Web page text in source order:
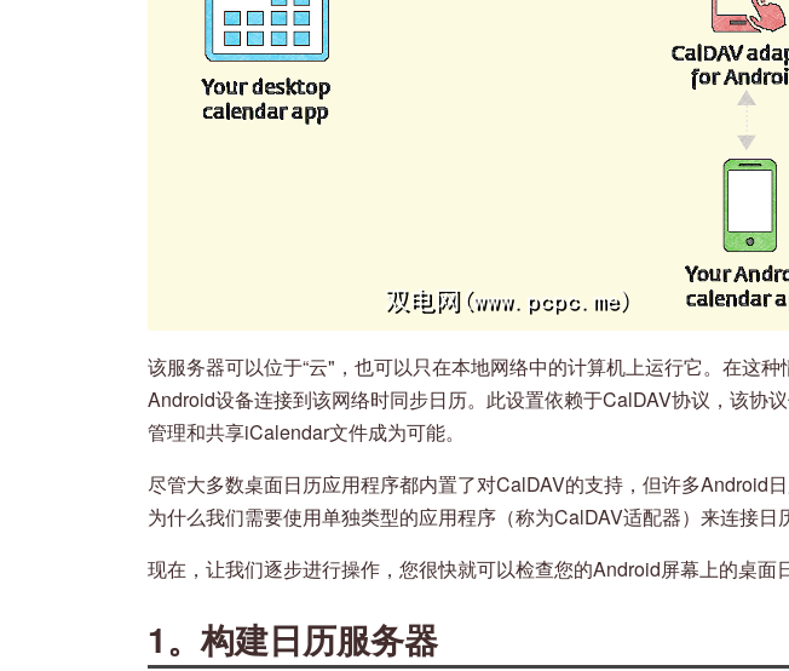
该服务器可以位于“云"，也可以只在本地网络中的计算机上运行它。在这种
Android设备连接到该网络时同步日历。此设置依赖于CalDAV协议，该协
管理和共享iCalendar文件成为可能。
尽管大多数桌面日历应用程序都内置了对CalDAV的支持，但许多Android
为什么我们需要使用单独类型的应用程序（称为CalDAV适配器）来连接日
现在，让我们逐步进行操作，您很快就可以检查您的Android屏幕上的桌面日
1。构建日历服务器